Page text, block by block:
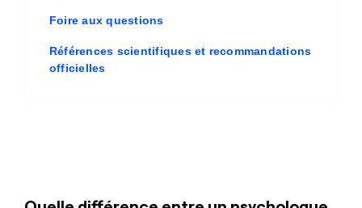
Foire aux questions
Références scientifiques et recommandations
officielles